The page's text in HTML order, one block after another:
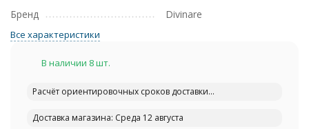
Бренд
Divinare
Все характеристики
В наличии 8 шт.
Расчёт ориентировочных сроков доставки...
Доставка магазина: Среда 12 августа